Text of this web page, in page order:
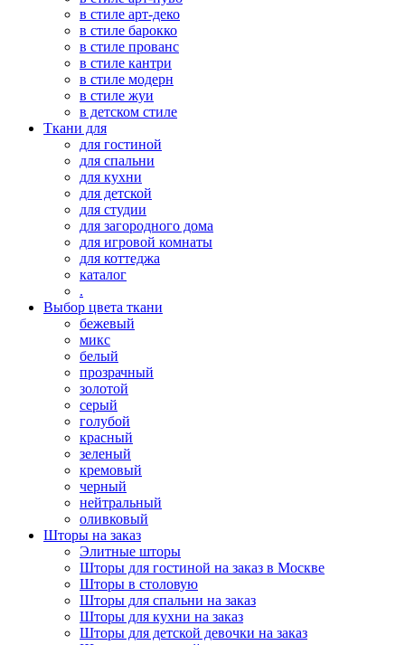
в стиле арт-деко
в стиле барокко
в стиле прованс
в стиле кантри
в стиле модерн
в стиле жуи
в детском стиле
Ткани для
для гостиной
для спальни
для кухни
для детской
для студии
для загородного дома
для игровой комнаты
для коттеджа
каталог
.
Выбор цвета ткани
бежевый
микс
белый
прозрачный
золотой
серый
голубой
красный
зеленый
кремовый
черный
нейтральный
оливковый
Шторы на заказ
Элитные шторы
Шторы для гостиной на заказ в Москве
Шторы в столовую
Шторы для спальни на заказ
Шторы для кухни на заказ
Шторы для детской девочки на заказ